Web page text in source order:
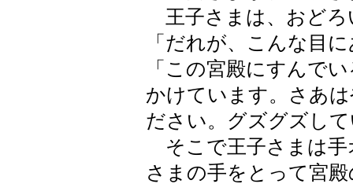
王子さまは、おどろ
「だれが、こんな目
「この宮殿にすんで
かけています。さあ
ださい。グズグズし
そこで王子さまは手
さまの手をとって宮